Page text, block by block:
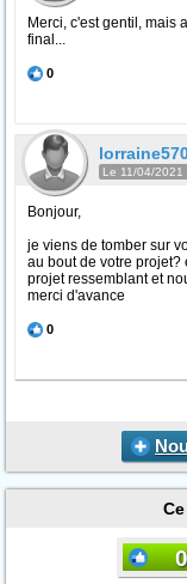
Merci, c'est gentil, mais
final...
0
Le 11/04/2021
Bonjour,
je viens de tomber sur
au bout de votre projet?
projet ressemblant et
merci d'avance
0
0